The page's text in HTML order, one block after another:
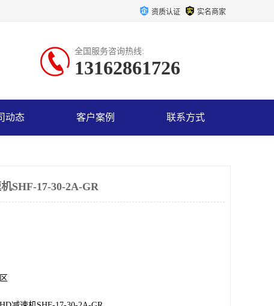
资质认证 实名商家
全国服务咨询热线:
13162861726
动态 客户案例 联系方式
SHF-17-30-2A-GR